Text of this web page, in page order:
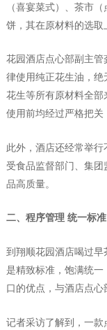
（喜宴菜式）、茶市
饼，其在原材料的选取
花园酒店点心部副主
律使用纯正花生油，绝
花生等所有原材料全部
使用前均经过严格把关
此外，酒店还经常举
受食品监督部门、集
品高质量。
二、程序管理 统一标准
到翔顺花园酒店喝过
是精致标准，饱满统一
口的优点，与酒店点心
记者采访了解到，一